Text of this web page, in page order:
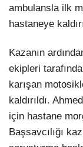
ambulansla ilk
hastaneye
Kazanın
ekipleri
karışan
kaldırıldı.
için hastane
Başsavcılığı